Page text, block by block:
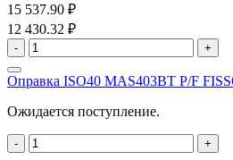
15 537.90 ₽
12 430.32 ₽
- +
Оправка ISO40 MAS403BT P/F
Ожидается поступление.
- +